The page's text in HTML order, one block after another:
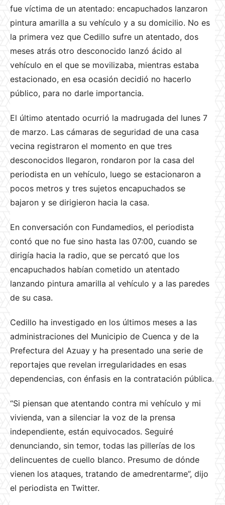
fue víctima de un atentado: encapuchados lanzaron
pintura amarilla a su vehículo y a su domicilio. No es
la primera vez que Cedillo sufre un atentado, dos
meses atrás otro desconocido lanzó ácido al
vehículo en el que se movilizaba, mientras estaba
estacionado, en esa ocasión decidió no hacerlo
público, para no darle importancia.
El último atentado ocurrió la madrugada del lunes 7
de marzo. Las cámaras de seguridad de una casa
vecina registraron el momento en que tres
desconocidos llegaron, rondaron por la casa del
periodista en un vehículo, luego se estacionaron a
pocos metros y tres sujetos encapuchados se
bajaron y se dirigieron hacia la casa.
En conversación con Fundamedios, el periodista
contó que no fue sino hasta las 07:00, cuando se
dirigía hacia la radio, que se percató que los
encapuchados habían cometido un atentado
lanzando pintura amarilla al vehículo y a las paredes
de su casa.
Cedillo ha investigado en los últimos meses a las
administraciones del Municipio de Cuenca y de la
Prefectura del Azuay y ha presentado una serie de
reportajes que revelan irregularidades en esas
dependencias, con énfasis en la contratación pública.
“Si piensan que atentando contra mi vehículo y mi
vivienda, van a silenciar la voz de la prensa
independiente, están equivocados. Seguiré
denunciando, sin temor, todas las pillerías de los
delincuentes de cuello blanco. Presumo de dónde
vienen los ataques, tratando de amedrentarme”, dijo
el periodista en Twitter.